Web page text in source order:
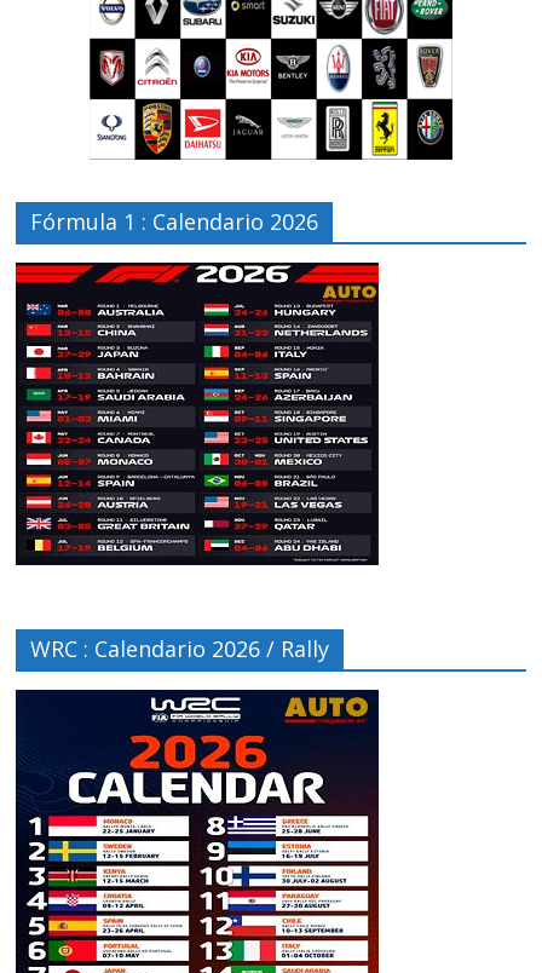
Fórmula 1 : Calendario 2026
WRC : Calendario 2026 / Rally